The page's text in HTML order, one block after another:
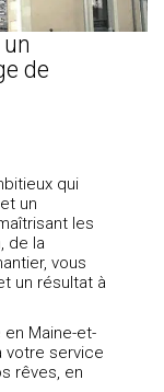
de
qui
un
les
, de la
vous
un résultat à
Maine-et-
votre service
rêves, en